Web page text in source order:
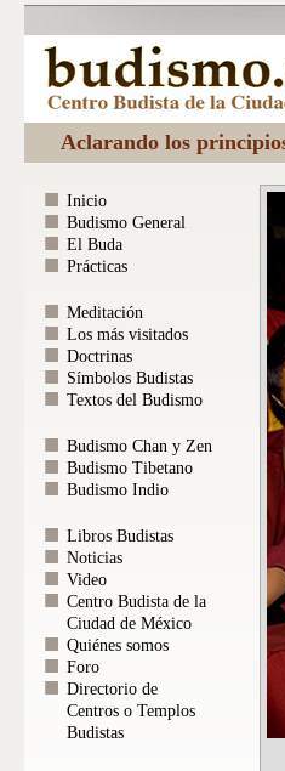
Aclarando los
Inicio
Budismo General
El Buda
Prácticas
Meditación
Los más visitados
Doctrinas
Símbolos Budistas
Textos del Budismo
Budismo Chan y Zen
Budismo Tibetano
Budismo Indio
Libros Budistas
Noticias
Video
Centro Budista de la
Ciudad de México
Quiénes somos
Foro
Directorio de
Centros o Templos
Budistas